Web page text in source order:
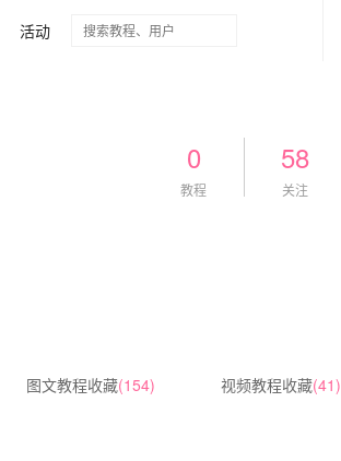
活动
0
教程
58
关注
图文教程收藏(154) 视频教程收藏(41)